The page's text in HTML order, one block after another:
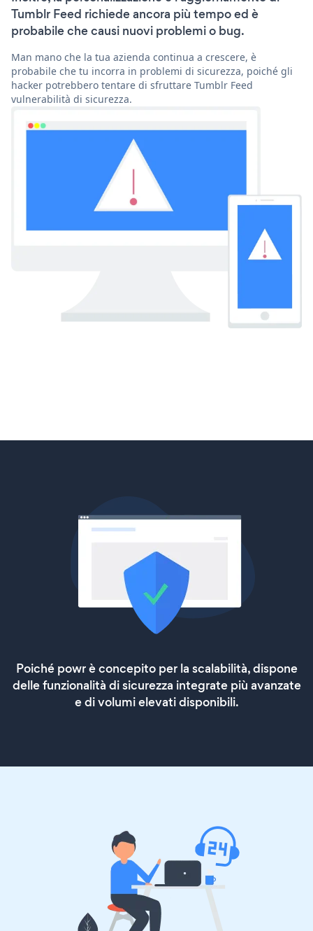
Tumblr Feed richiede ancora più tempo ed è
probabile che causi nuovi problemi o bug.
Man mano che la tua azienda continua a crescere, è
probabile che tu incorra in problemi di sicurezza, poiché gli
hacker potrebbero tentare di sfruttare Tumblr Feed
vulnerabilità di sicurezza.
Poiché powr è concepito per la scalabilità, dispone
delle funzionalità di sicurezza integrate più avanzate
e di volumi elevati disponibili.